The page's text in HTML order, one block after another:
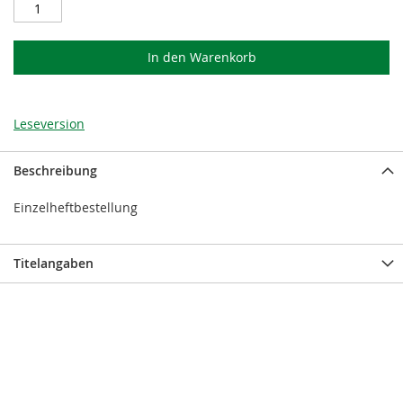
In den Warenkorb
Leseversion
Beschreibung
Einzelheftbestellung
Titelangaben